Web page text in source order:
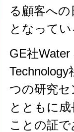
る顧客へ
となって
GE社
つの研究
とともに
ことの証